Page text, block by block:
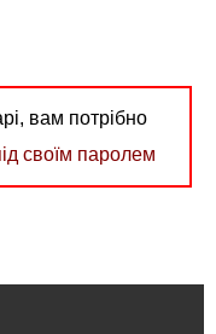
вам потрібно
своїм паролем